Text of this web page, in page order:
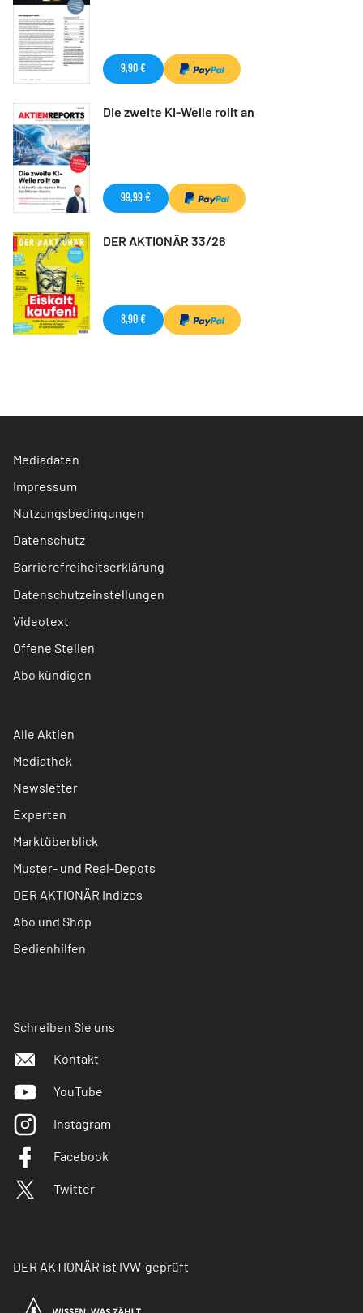
9,90 €
Die zweite KI-Welle rollt an
99,99 €
DER AKTIONÄR 33/26
8,90 €
Mediadaten
Impressum
Nutzungsbedingungen
Datenschutz
Barrierefreiheitserklärung
Datenschutzeinstellungen
Videotext
Offene Stellen
Abo kündigen
Alle Aktien
Mediathek
Newsletter
Experten
Marktüberblick
Muster- und Real-Depots
DER AKTIONÄR Indizes
Abo und Shop
Bedienhilfen
Schreiben Sie uns
Kontakt
YouTube
Instagram
Facebook
Twitter
DER AKTIONÄR ist IVW-geprüft